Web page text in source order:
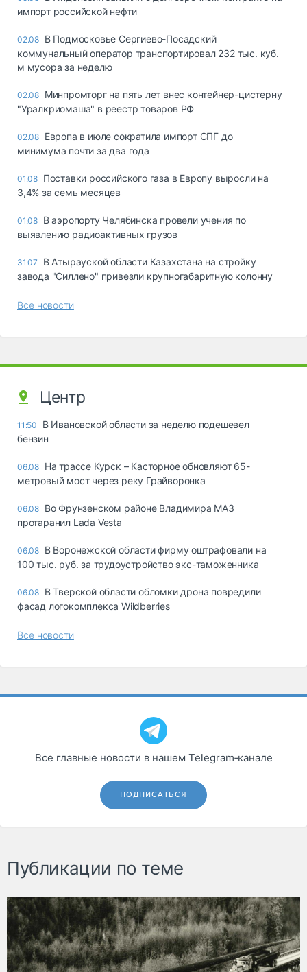
импорт российской нефти
02.08 В Подмосковье Сергиево-Посадский
коммунальный оператор транспортировал 232 тыс. куб.
м мусора за неделю
02.08 Минпромторг на пять лет внес контейнер-цистерну
"Уралкриомаша" в реестр товаров РФ
02.08 Европа в июле сократила импорт СПГ до
минимума почти за два года
01.08 Поставки российского газа в Европу выросли на
3,4% за семь месяцев
01.08 В аэропорту Челябинска провели учения по
выявлению радиоактивных грузов
31.07
В Атырауской области Казахстана на стройку
завода "Силлено" привезли крупногабаритную колонну
Все новости
Центр
11:50
В Ивановской области за неделю подешевел
бензин
06.08 На трассе Курск – Касторное обновляют 65-
метровый мост через реку Грайворонка
06.08 Во Фрунзенском районе Владимира МАЗ
протаранил Lada Vesta
06.08 В Воронежской области фирму оштрафовали на
100 тыс. руб. за трудоустройство экс-таможенника
06.08 В Тверской области обломки дрона повредили
фасад логокомплекса Wildberries
Все новости
Все главные новости в нашем Telegram‑канале
ПОДПИСАТЬСЯ
Публикации по теме